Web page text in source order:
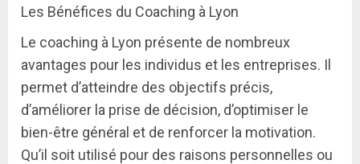
Les Bénéfices du Coaching à Lyon
Le coaching à Lyon présente de nombreux
avantages pour les individus et les entreprises. Il
permet d’atteindre des objectifs précis,
d’améliorer la prise de décision, d’optimiser le
bien-être général et de renforcer la motivation.
Qu’il soit utilisé pour des raisons personnelles ou